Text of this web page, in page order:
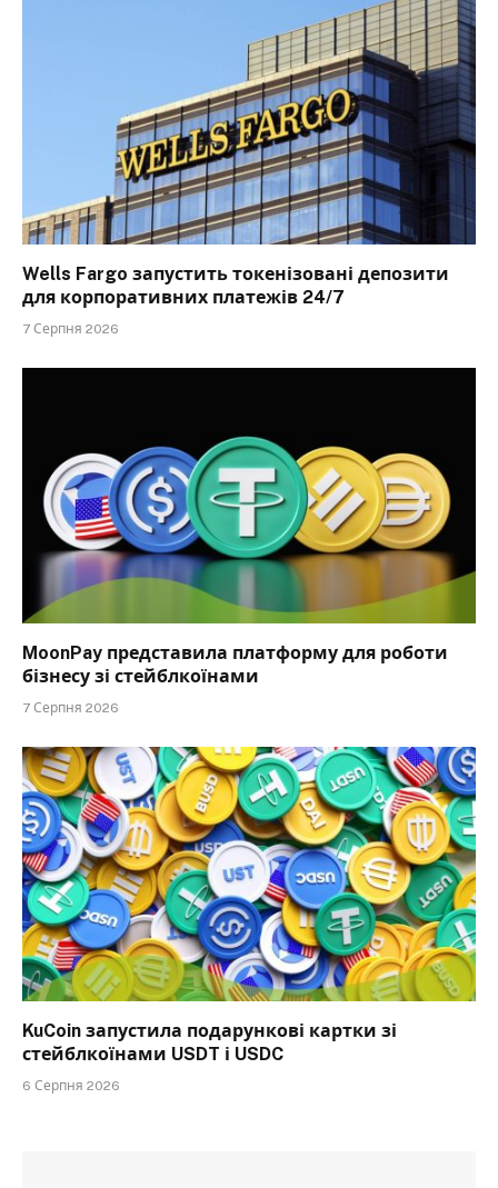
Wells Fargo запустить токенізовані депозити
для корпоративних платежів 24/7
7 Серпня 2026
MoonPay представила платформу для роботи
бізнесу зі стейблкоїнами
7 Серпня 2026
KuCoin запустила подарункові картки зі
стейблкоїнами USDT і USDC
6 Серпня 2026